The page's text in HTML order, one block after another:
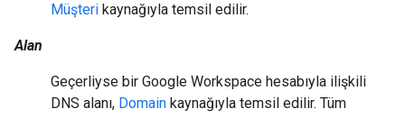
Müşteri kaynağıyla temsil edilir.
Alan
Geçerliyse bir Google Workspace hesabıyla ilişkili
DNS alanı, Domain kaynağıyla temsil edilir. Tüm